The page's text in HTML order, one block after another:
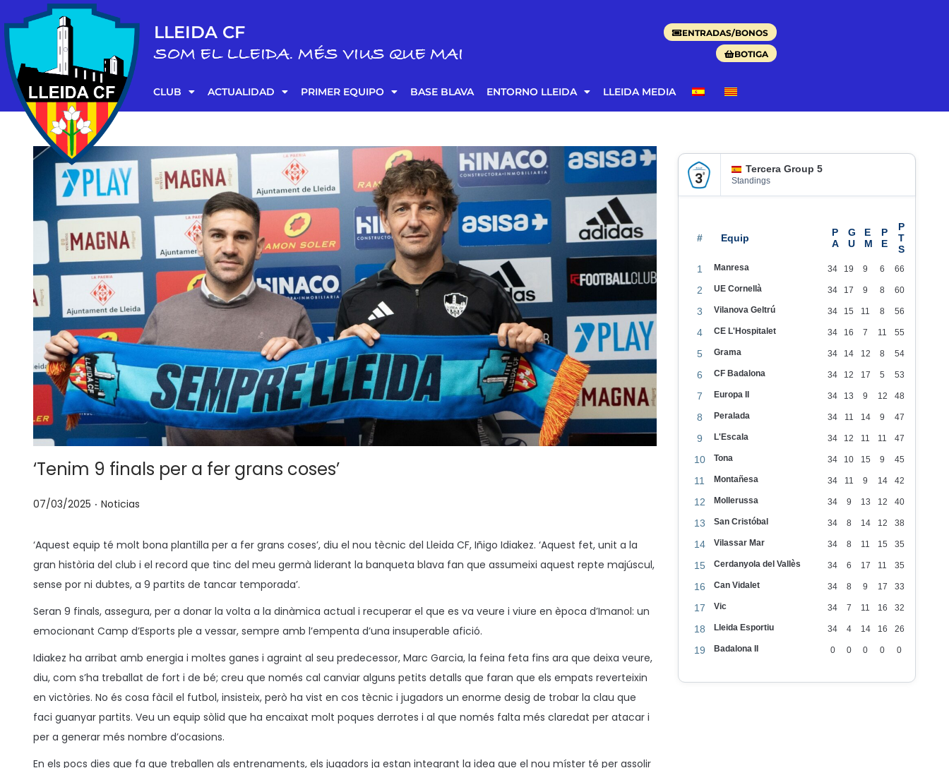
LLEIDA CF
SOM EL LLEIDA. MÉS VIUS QUE MAI
CLUB ACTUALIDAD PRIMER EQUIPO BASE BLAVA ENTORNO LLEIDA LLEIDA MEDIA
ENTRADAS/BONOS
BOTIGA
‘Tenim 9 finals per a fer grans coses’
P
b
l
i
o
e
l
07/03/2025 . P
b
l
i
a
o
e
n
Noticias
‘Aquest equip té molt bona plantilla per a fer grans coses’, diu el nou tècnic del Lleida CF, Iñigo Idiakez. ‘Aquest fet, unit a la
gran història del club i el record que tinc del meu germà liderant la banqueta blava fan que assumeixi aquest repte majúscul,
sense por ni dubtes, a 9 partits de tancar temporada’.
Seran 9 finals, assegura, per a donar la volta a la dinàmica actual i recuperar el que es va veure i viure en època d’Imanol: un
emocionant Camp d’Esports ple a vessar, sempre amb l’empenta d’una insuperable afició.
Idiakez ha arribat amb energia i moltes ganes i agraint al seu predecessor, Marc Garcia, la feina feta fins ara que deixa veure,
diu, com s’ha treballat de fort i de bé; creu que només cal canviar alguns petits detalls que faran que els empats reverteixin
en victòries. No és cosa fàcil el futbol, insisteix, però ha vist en cos tècnic i jugadors un enorme desig de trobar la clau que
faci guanyar partits. Veu un equip sòlid que ha encaixat molt poques derrotes i al que només falta més claredat per atacar i
per a generar més nombre d’ocasions.
En els pocs dies que fa que treballen als entrenaments, els jugadors ja estan integrant la idea que el nou míster té per assolir
Tercera Group 5
Standings
#
1 Manresa 34 19 9 6 66
2 UE Cornellà 34 17 9 8 60
3 Vilanova Geltrú 34 15 11 8 56
4 CE L'Hospitalet 34 16 7 11 55
5 Grama 34 14 12 8 54
6 CF Badalona 34 12 17 5 53
7 Europa II 34 13 9 12 48
8 Peralada 34 11 14 9 47
9 L'Escala 34 12 11 11 47
10 Tona 34 10 15 9 45
11 Montañesa 34 11 9 14 42
12 Mollerussa 34 9 13 12 40
13 San Cristóbal 34 8 14 12 38
14 Vilassar Mar 34 8 11 15 35
15 Cerdanyola del Vallès 34 6 17 11 35
16 Can Vidalet 34 8 9 17 33
17 Vic 34 7 11 16 32
18 Lleida Esportiu 34 4 14 16 26
19 Badalona II 0 0 0 0 0